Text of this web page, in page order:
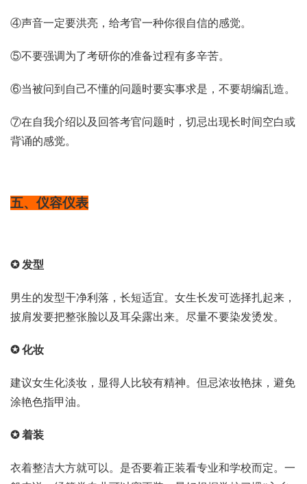
④声音一定要洪亮，给考官一种你很自信的感觉。
⑤不要强调为了考研你的准备过程有多辛苦。
⑥当被问到自己不懂的问题时要实事求是，不要胡编乱造。
⑦在自我介绍以及回答考官问题时，切忌出现长时间空白或
背诵的感觉。
五、仪容仪表
✪ 发型
男生的发型干净利落，长短适宜。女生长发可选择扎起来，
披肩发要把整张脸以及耳朵露出来。尽量不要染发烫发。
✪ 化妆
建议女生化淡妆，显得人比较有精神。但忌浓妆艳抹，避免
涂艳色指甲油。
✪ 着装
衣着整洁大方就可以。是否要着正装看专业和学校而定。一